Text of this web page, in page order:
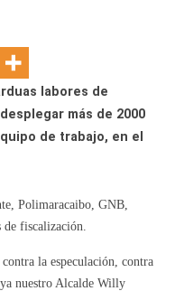
labores de
más de 2000
de trabajo, en el
Polimaracaibo, GNB,
fiscalización.
la especulación, contra
nuestro Alcalde Willy